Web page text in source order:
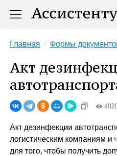
Главная Формы
Акт
Акт дезинфекции
логистическим компаниям и
для того, чтобы получить